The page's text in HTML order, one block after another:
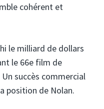
cohérent et
le milliard de dollars
le 66e film de
succès commercial
position de Nolan.